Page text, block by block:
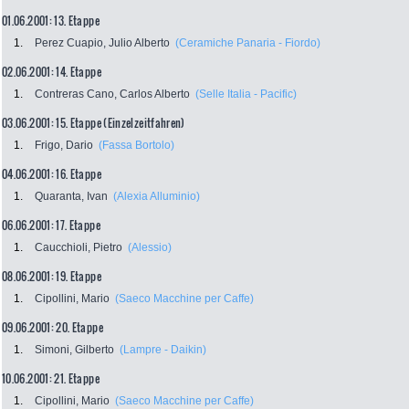
01.06.2001: 13. Etappe
1. Perez Cuapio, Julio Alberto (Ceramiche Panaria - Fiordo)
02.06.2001: 14. Etappe
1. Contreras Cano, Carlos Alberto (Selle Italia - Pacific)
03.06.2001: 15. Etappe (Einzelzeitfahren)
1. Frigo, Dario (Fassa Bortolo)
04.06.2001: 16. Etappe
1. Quaranta, Ivan (Alexia Alluminio)
06.06.2001: 17. Etappe
1. Caucchioli, Pietro (Alessio)
08.06.2001: 19. Etappe
1. Cipollini, Mario (Saeco Macchine per Caffe)
09.06.2001: 20. Etappe
1. Simoni, Gilberto (Lampre - Daikin)
10.06.2001: 21. Etappe
1. Cipollini, Mario (Saeco Macchine per Caffe)